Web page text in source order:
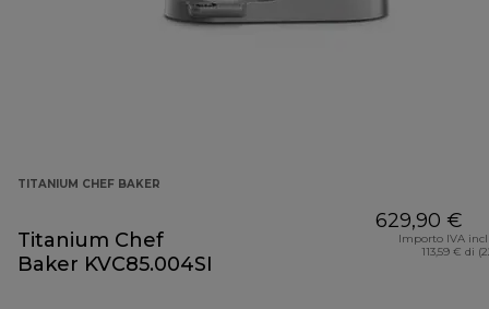
TITANIUM CHEF BAKER
Titanium Chef
Baker KVC85.004SI
629,90 €
Importo IVA
113,59 € di